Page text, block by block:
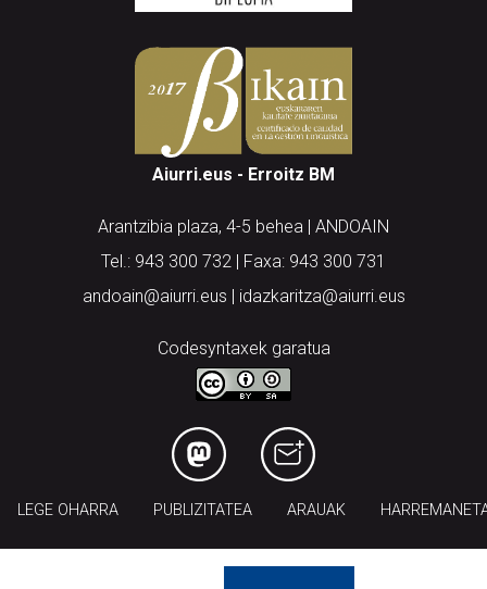
Aiurri.eus - Erroitz BM
Arantzibia plaza, 4-5 behea | ANDOAIN
Tel.: 943 300 732 | Faxa: 943 300 731
andoain@aiurri.eus | idazkaritza@aiurri.eus
Codesyntaxek garatua
LEGE OHARRA PUBLIZITATEA ARAUAK